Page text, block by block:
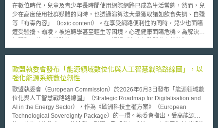
工。 2.衛星辦公室（Satellite Office）辦公：在居住地附近，或在通勤主要
辦公室的沿途地點設置衛星辦公室。在達到縮短通勤時間的同時，可選擇優
於居住地之環境執行業務，亦可在移動過程中完成工作，提高工作效率。 3.
行動辦公：運用筆記型電腦辦公，自由選擇處理業務的地點。包含在渡假
村、旅遊勝地一邊工作一邊休假之「工作渡假」也可歸類於此型態。 貳、
遠距工作之風險及其對策 遠距工作時，企業內外部資訊的交換或存取
在網路流通的過程中受到惡意程式的攻擊，或是遠距工作的終端機、紀錄媒
體所存入的資料有被竊取、遺失的風險。例如商務電子郵件詐欺（Business
息，藉此取得其他公司之聯絡資訊。近年來BEC的攻擊途徑亦增加以財務部
門等資安意識較薄弱的基層員工為攻擊對象的案例[3]。 由於員工在遠
距工作時，常使用私人電腦或智慧型手機等終端機進行業務資料流通，若員
工所持有的終端機資安風險有管控不佳的情況，即有可能被間接利用作為竊
智慧系統因過失或不遵守法規要求之義務，致其受有損害（包括基本權利在
內之生命、健康、財產或隱私等），並且該損害與人工智慧系統之表現具有
因果關係，法院即可推定該過失或不遵守義務之行為造成受損害者之損害。
相對的，人工智慧之供應商或開發商等也可提供相關證據證明其過失不可能
揭露機制（disclosure of evidence mechanism）：若受害者之損害涉及高
透過證據揭露機制能夠較容易地尋求法律賠償，並得以找出究責的對象。
歐盟執委會認為以安全為導向的《人工智慧法》，為人工智慧訂定橫向
規則，旨在降低風險和防止損害，但仍需要《人工智慧責任指令》之責任規
定，以確保損害風險出現時，相關賠償得以被實現。但歐盟執委會仍選擇了
較小的干預手段，《人工智慧責任指令》針對過失之責任制度進行改革，並
未採取舉證責任倒置（a reversal of the burden of proof）之作法，而是透
過「可推翻之推定」，一方面減輕受損害者之舉證責任，使受損害者得對影
在數位時代，兒童及青少年長時間使用網際網路已成為生活常態，然而，兒
少在高度使用社群媒體的同時，也透過演算法大量獲取諸如飲食失調、自殘
等「有毒內容」（toxic content）。在享受網路便利性的同時，兒少也面臨
遭受騷擾、霸凌，被迫轉學甚至輕生等困境，心理健康面臨危機。為解決前
（Children’s Online Privacy Protection Act, COPPA）修正法案及《兒童網
之保護。 COPPA早於1998年制定，並於2000年開始施行，該法案對於網
路營運商蒐集未滿13歲兒童之個人資料相關隱私政策訂有規範，惟自訂定後
迄今約25年，均未因應時代變遷做出調整，終於在本次會期提出修正草案。
另KOSA之立法重點，則在於要求網路平台業者對兒童預設提供最高強度隱
私設定，並建立控制措施，提供父母保護子女及認知到有害行為的機制，課
予網路平台業者預防及減輕兒童陷於特定危險（如接收宣傳有毒內容之廣
告）之義務等。此二法案經參議院投票通過後，合併為一案送交眾議院審
歐盟執委會發布「能源領域數位化與人工智慧戰略路線圖」，以
強化能源系統數位韌性
歐盟執委會（European Commission）於2026年6月3日發布「能源領域數
位化與人工智慧戰略路線圖」（Strategic Roadmap for Digitalisation and
AI in the Energy Sector），作為《歐洲科技主權方案》（European
Technological Sovereignty Package）的一環。執委會指出，受高能源價